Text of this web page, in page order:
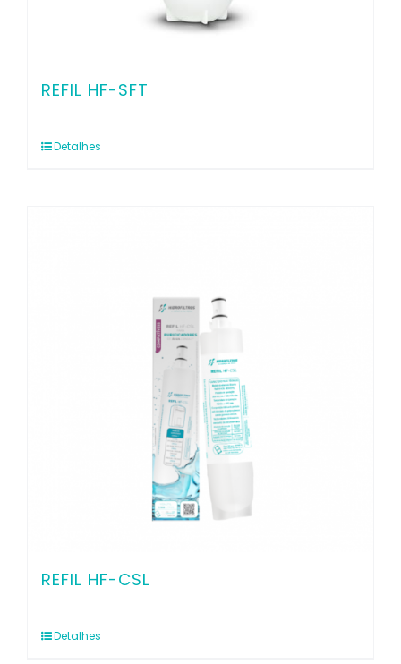
REFIL HF-SFT
Detalhes
REFIL HF-CSL
Detalhes